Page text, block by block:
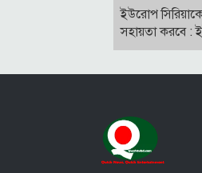
ইউরোপ সিরিয়াকে
সহায়তা করবে :